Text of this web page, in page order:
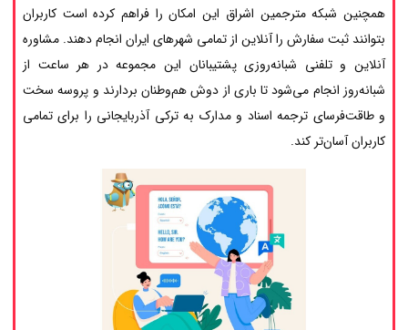
همچنین شبکه مترجمین اشراق این امکان را فراهم کرده است کاربران
بتوانند ثبت سفارش را آنلاین از تمامی شهرهای ایران انجام دهند. مشاوره
آنلاین و تلفنی شبانه‌روزی پشتیبانان این مجموعه در هر ساعت از
شبانه‌روز انجام می‌شود تا باری از دوش هم‌وطنان بردارند و پروسه سخت
و طاقت‌فرسای ترجمه اسناد و مدارک به ترکی آذربایجانی را برای تمامی
کاربران آسان‌تر کند.